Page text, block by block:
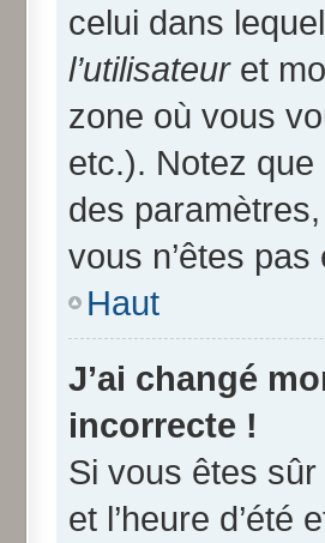
celui dans
l’utilisateuret
zone où vous
etc.). Notez
des
vous n’êtes
Haut
J’ai changé
incorrecte !
Si vous êtes
et l’heure d’été